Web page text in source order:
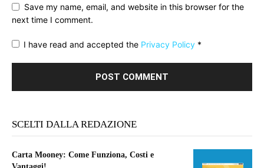
Save my name, email, and website in this browser for the
next time I comment.
I have read and accepted the Privacy Policy *
SCELTI DALLA REDAZIONE
Carta Mooney: Come Funziona, Costi e